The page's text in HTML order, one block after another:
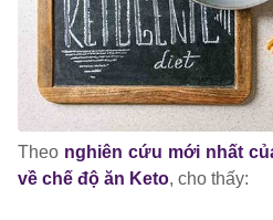
Theo nghiên cứu mới nhất
về chế độ ăn Keto, cho thấy: